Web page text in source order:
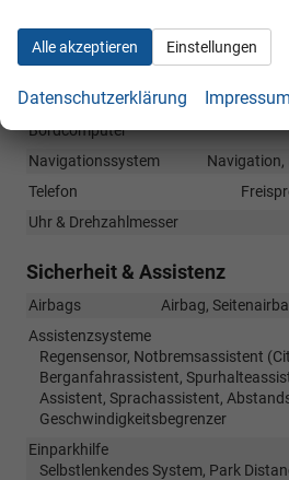
Audioanlage
Radio, Schnittstelle USB,
Außentemperaturanzeige
Bordcomputer
Navigationssystem
Navigation,
Telefon
Uhr & Drehzahlmesser
Sicherheit & Assistenz
Airbags
Airbag,
Assistenzsysteme
Regensensor, Notbremsassistent
Berganfahrassistent,
Assistent, Sprachassistent,
Geschwindigkeitsbegrenzer
Einparkhilfe
Selbstlenkendes System, Park
Alle akzeptieren Einstellungen
Datenschutzerklärung Impressum